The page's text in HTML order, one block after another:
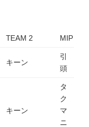
TEAM 2 MIP
キーン
引
頭
キーン
タ
ク
マ
ニ